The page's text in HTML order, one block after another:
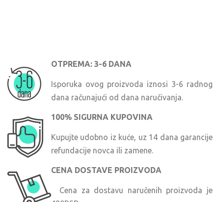
OTPREMA: 3-6 DANA
Isporuka ovog proizvoda iznosi 3-6 radnog
dana računajući od dana naručivanja.
100% SIGURNA KUPOVINA
Kupujte udobno iz kuće, uz 14 dana garancije
refundacije novca ili zamene.
CENA DOSTAVE PROIZVODA
Cena za dostavu naručenih proizvoda je